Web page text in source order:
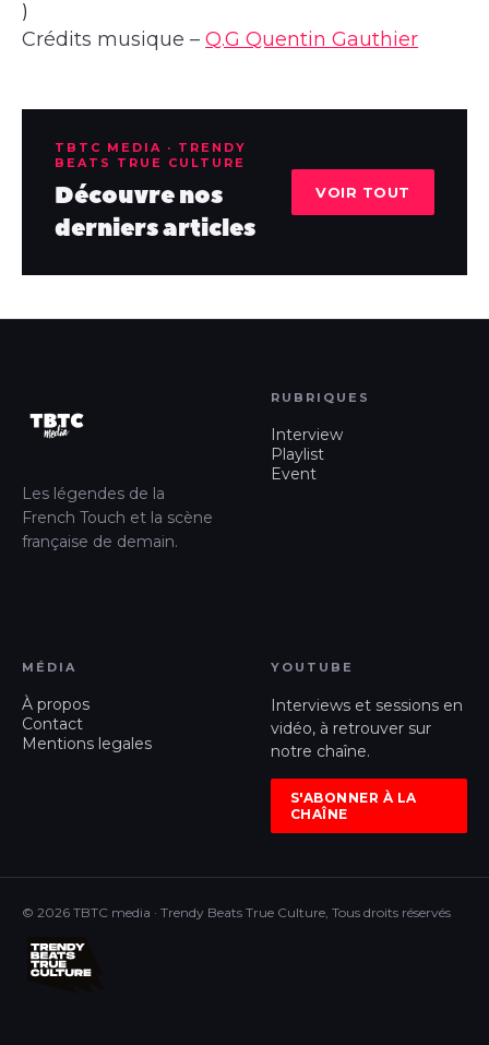
)
Crédits musique –Q.G Quentin Gauthier
TBTC MEDIA · TRENDY
BEATS TRUE CULTURE
Découvre nos
derniers articles
VOIR TOUT
Les légendes de la
French Touch et la scène
française de demain.
RUBRIQUES
Interview
Playlist
Event
MÉDIA
À propos
Contact
Mentions legales
YOUTUBE
Interviews et sessions en
vidéo, à retrouver sur
notre chaîne.
S'ABONNER À LA
CHAÎNE
© 2026 TBTC media · Trendy Beats True Culture, Tous droits réservés